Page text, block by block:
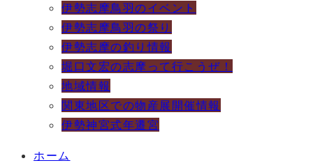
伊勢志摩鳥羽のイベント
伊勢志摩鳥羽の祭り
伊勢志摩の釣り情報
堀口文宏の志摩って行こうぜ！
地域情報
関東地区での物産展開催情報
伊勢神宮式年遷宮
ホーム